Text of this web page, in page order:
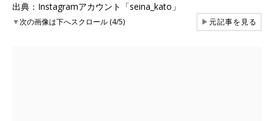
出典：Instagramアカウント「seina_kato」
▼次の画像は下へスクロール (4/5) ▶元記事を見る